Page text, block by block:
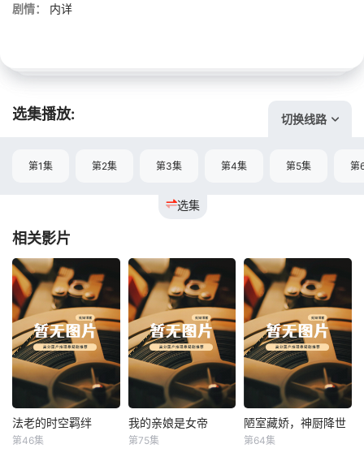
剧情：
内详
选集播放: 切换线路
选集
第1集 第2集 第3集 第4集 第5集 第
相关影片
法老的时空羁绊
法老的时空羁绊
第46集
我的亲娘是女帝
我的亲娘是女帝
第75集
陋室藏娇，神厨降世
陋室藏娇，神厨降世
第64集